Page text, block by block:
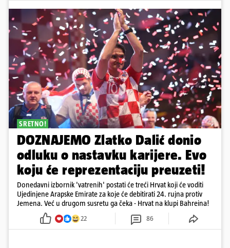
SRETNO!
DOZNAJEMO Zlatko Dalić donio
odluku o nastavku karijere. Evo
koju će reprezentaciju preuzeti!
Donedavni izbornik 'vatrenih' postati će treći Hrvat koji će voditi
Ujedinjene Arapske Emirate za koje će debitirati 24. rujna protiv
Jemena. Već u drugom susretu ga čeka - Hrvat na klupi Bahreina!
22 86